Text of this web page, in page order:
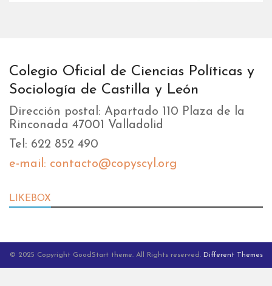
Colegio Oficial de Ciencias Políticas y
Sociología de Castilla y León
Dirección postal: Apartado 110 Plaza de la
Rinconada 47001 Valladolid
Tel: 622 852 490
e-mail: contacto@copyscyl.org
LIKEBOX
© 2025 Copyright GoodStart theme. All Rights reserved. Different Themes